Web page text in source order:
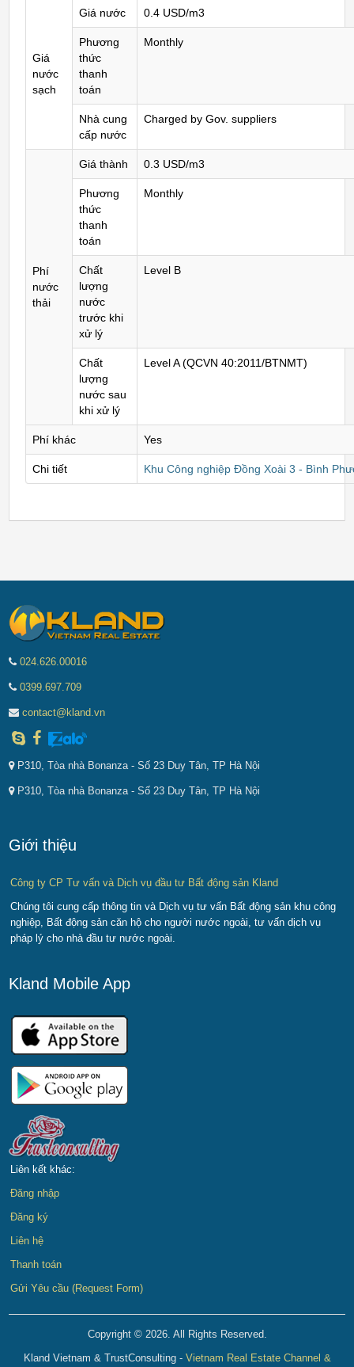
Giá
nước
sạch
Giá nước 0.4 USD/m3
Phương
thức
thanh
toán
Monthly
Nhà cung
cấp nước
Charged by Gov. suppliers
Phí
nước
thải
Giá thành 0.3 USD/m3
Phương
thức
thanh
toán
Monthly
Chất
lượng
nước
trước khi
xử lý
Level B
Chất
lượng
nước sau
khi xử lý
Level A (QCVN 40:2011/BTNMT)
Phí khác Yes
Chi tiết Khu Công nghiệp Đồng Xoài 3 - Bình
024.626.00016
0399.697.709
contact@kland.vn
P310, Tòa nhà Bonanza - Số 23 Duy Tân, TP Hà Nội
P310, Tòa nhà Bonanza - Số 23 Duy Tân, TP Hà Nội
Giới thiệu
Công ty CP Tư vấn và Dịch vụ đầu tư Bất động sản Kland
Chúng tôi cung cấp thông tin và Dịch vụ tư vấn Bất động sản khu công
nghiệp, Bất động sản căn hộ cho người nước ngoài, tư vấn dịch vụ
pháp lý cho nhà đầu tư nước ngoài.
Kland Mobile App
Liên kết khác:
Đăng nhập
Đăng ký
Liên hệ
Thanh toán
Gửi Yêu cầu (Request Form)
Copyright © 2026. All Rights Reserved.
Kland Vietnam & TrustConsulting - Vietnam Real Estate Channel &